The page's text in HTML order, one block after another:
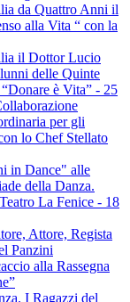
da Quattro Anni il
alla Vita “ con la
il Dottor Lucio
delle Quinte
è Vita” - 25
per gli
lo Chef Stellato
in Dance" alle
della Danza.
La Fenice - 18
Attore, Regista
Panzini
alla Rassegna
I Ragazzi del